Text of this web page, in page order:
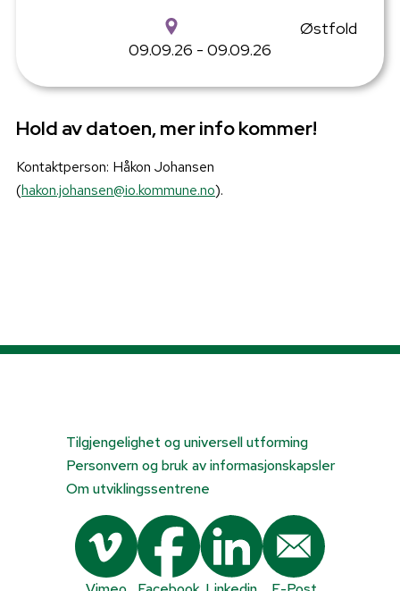
Østfold
09.09.26 - 09.09.26
Hold av datoen, mer info kommer!
Kontaktperson: Håkon Johansen
(hakon.johansen@io.kommune.no).
Tilgjengelighet og universell utforming
Personvern og bruk av informasjonskapsler
Om utviklingssentrene